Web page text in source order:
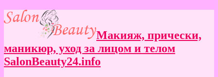
Макияж, прически,
маникюр, уход за лицом и телом
SalonBeauty24.info